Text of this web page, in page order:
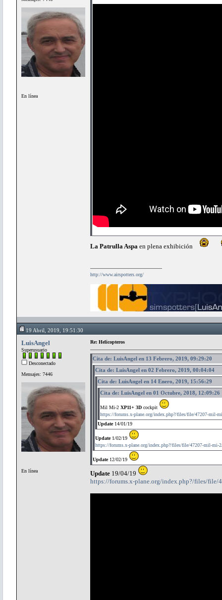
En línea
La Patrulla Aspa en plena exhibición
http://www.airspotters.org/
19 Abril, 2019, 19:51:30
LuisAngel
Superusuario
Desconectado
Mensajes: 7446
En línea
Re: Helicopteros
Cita de: LuisAngel en 13 Febrero, 2019, 09:29:20
Cita de: LuisAngel en 02 Febrero, 2019, 00:04:04
Cita de: LuisAngel en 14 Enero, 2019, 15:56:29
Cita de: LuisAngel en 01 Octubre, 2018, 12:09:26
Mil Mi-2 XP11+ 3D cockpit
https://forums.x-plane.org/index.php?/files/file/47207-mil-
Update14/01/19
Update 1/02/19
https://forums.x-plane.org/index.php?/files/file/47207-mil-mi-
Update12/02/19
Update 19/04/19
https://forums.x-plane.org/index.php?/files/file/